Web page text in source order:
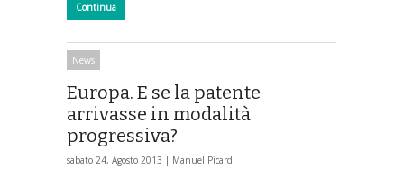
Continua
News
Europa. E se la patente
arrivasse in modalità
progressiva?
sabato 24, Agosto 2013 | Manuel Picardi